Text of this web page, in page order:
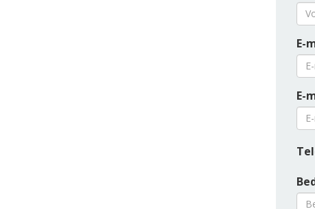
E-
E-